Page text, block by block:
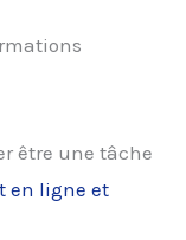
être une tâche
en ligne et